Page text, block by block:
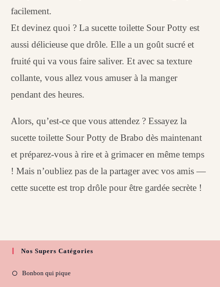
facilement.
Et devinez quoi ? La sucette toilette Sour Potty est
aussi délicieuse que drôle. Elle a un goût sucré et
fruité qui va vous faire saliver. Et avec sa texture
collante, vous allez vous amuser à la manger
pendant des heures.
Alors, qu’est-ce que vous attendez ? Essayez la
sucette toilette Sour Potty de Brabo dès maintenant
et préparez-vous à rire et à grimacer en même temps
! Mais n’oubliez pas de la partager avec vos amis —
cette sucette est trop drôle pour être gardée secrète !
Nos Supers Catégories
Bonbon qui pique